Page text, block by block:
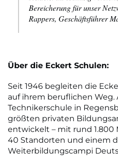
Bereicherung für unser
Rappers, Geschäftsführer
Über die Eckert Schulen:
Seit 1946 begleiten die
auf ihrem beruflichen Weg.
Technikerschule in
größten privaten
entwickelt – mit rund
40 Standorten und einem
Weiterbildungscampi